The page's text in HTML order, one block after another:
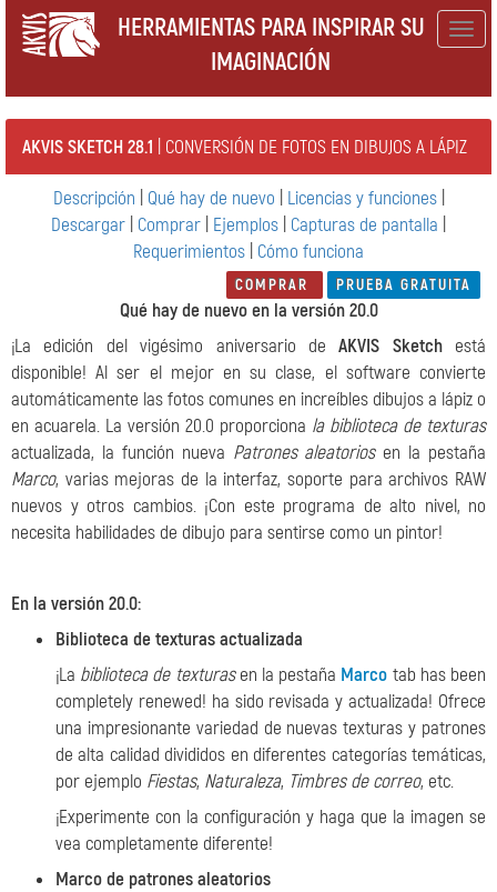
HERRAMIENTAS PARA INSPIRAR SU
IMAGINACIÓN
AKVIS SKETCH 28.1 | CONVERSIÓN DE FOTOS EN DIBUJOS A LÁPIZ
Descripción Qué hay de nuevo Licencias y funciones|
Descargar Comprar Ejemplos Capturas de pantalla
Requerimientos Cómo funciona
COMPRAR PRUEBA GRATUITA
Qué hay de nuevo en la versión 20.0
¡La edición del vigésimo aniversario deAKVIS Sketchestá
disponible! Al ser el mejor en su clase, el software convierte
automáticamente las fotos comunes en increíbles dibujos a lápiz o
en acuarela. La versión 20.0 proporciona la biblioteca de texturas
actualizada, la función nueva Patrones aleatoriosen la pestaña
Marco, varias mejoras de la interfaz, soporte para archivos RAW
nuevos y otros cambios. ¡Con este programa de alto nivel, no
necesita habilidades de dibujo para sentirse como un pintor!
En la versión 20.0:
Biblioteca de texturas actualizada
¡La biblioteca de texturasen la pestaña Marco tab has been
completely renewed! ha sido revisada y actualizada! Ofrece
una impresionante variedad de nuevas texturas y patrones
de alta calidad divididos en diferentes categorías temáticas,
por ejemplo Fiestas, Naturaleza, Timbres de correo, etc.
¡Experimente con la configuración y haga que la imagen se
vea completamente diferente!
Marco de patrones aleatorios